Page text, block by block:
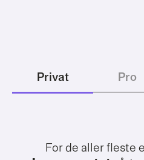
Privat Pro
For de aller fleste